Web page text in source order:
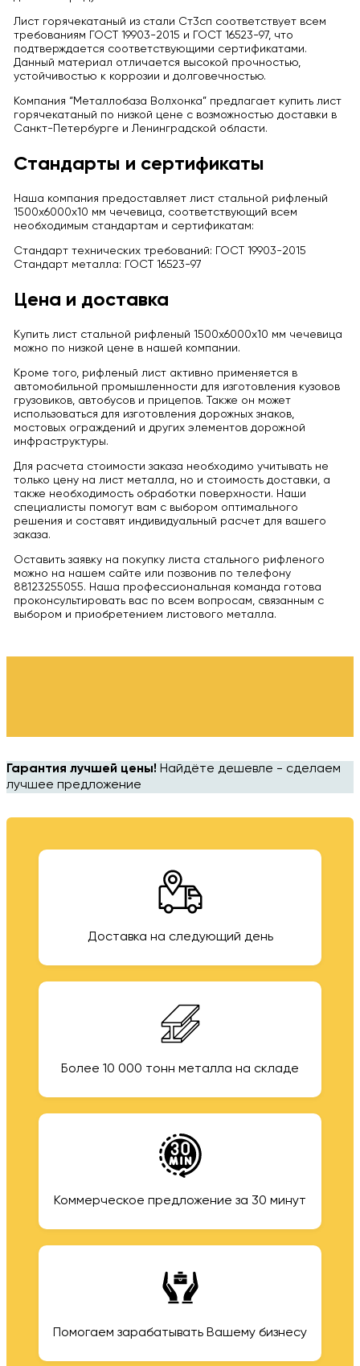
Лист горячекатаный из стали Ст3сп соответствует всем
требованиям ГОСТ 19903-2015 и ГОСТ 16523-97, что
подтверждается соответствующими сертификатами.
Данный материал отличается высокой прочностью,
устойчивостью к коррозии и долговечностью.
Компания “Металлобаза Волхонка” предлагает купить лист
горячекатаный по низкой цене с возможностью доставки в
Санкт-Петербурге и Ленинградской области.
Стандарты и сертификаты
Наша компания предоставляет лист стальной рифленый
1500х6000х10 мм чечевица, соответствующий всем
необходимым стандартам и сертификатам:
Стандарт технических требований: ГОСТ 19903-2015
Стандарт металла: ГОСТ 16523-97
Цена и доставка
Купить лист стальной рифленый 1500х6000х10 мм чечевица
можно по низкой цене в нашей компании.
Кроме того, рифленый лист активно применяется в
автомобильной промышленности для изготовления кузовов
грузовиков, автобусов и прицепов. Также он может
использоваться для изготовления дорожных знаков,
мостовых ограждений и других элементов дорожной
инфраструктуры.
Для расчета стоимости заказа необходимо учитывать не
только цену на лист металла, но и стоимость доставки, а
также необходимость обработки поверхности. Наши
специалисты помогут вам с выбором оптимального
решения и составят индивидуальный расчет для вашего
заказа.
Оставить заявку на покупку листа стального рифленого
можно на нашем сайте или позвонив по телефону
88123255055. Наша профессиональная команда готова
проконсультировать вас по всем вопросам, связанным с
выбором и приобретением листового металла.
Гарантия лучшей цены! Найдёте дешевле - сделаем
лучшее предложение
Доставка на следующий день
Более 10 000 тонн металла на складе
Коммерческое предложение за 30 минут
Помогаем зарабатывать Вашему бизнесу